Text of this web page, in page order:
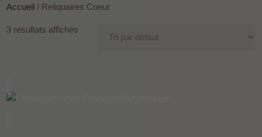
Accueil / Reliquaires Coeur
3 résultats affichés